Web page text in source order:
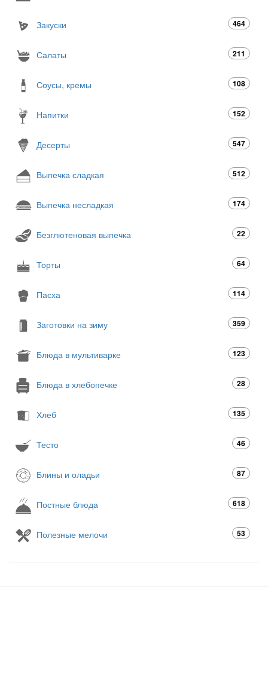
Закуски 464
Салаты 211
Соусы, кремы 108
Напитки 152
Десерты 547
Выпечка сладкая 512
Выпечка несладкая 174
Безглютеновая выпечка 22
Торты 64
Пасха 114
Заготовки на зиму 359
Блюда в мультиварке 123
Блюда в хлебопечке 28
Хлеб 135
Тесто 46
Блины и оладьи 87
Постные блюда 618
Полезные мелочи 53